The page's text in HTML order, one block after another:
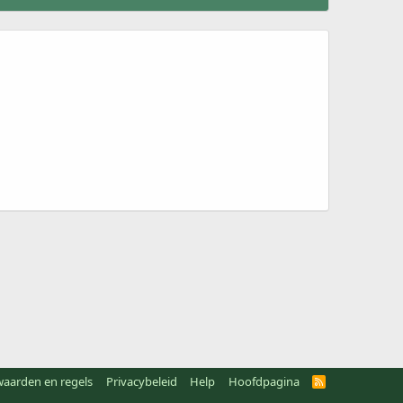
en regels Privacybeleid Help Hoofdpagina
R